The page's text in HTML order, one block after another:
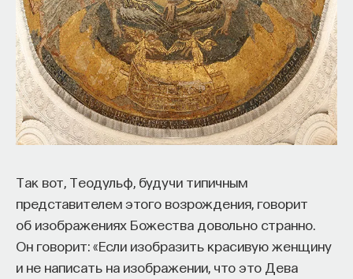
Так вот, Теодульф, будучи типичным
представителем этого возрождения, говорит
об изображениях Божества довольно странно.
Он говорит: «Если изобразить красивую женщину
и не написать на изображении, что это Дева